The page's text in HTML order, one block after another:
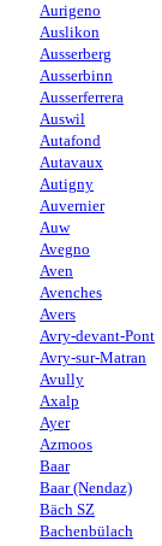
Aurigeno
Auslikon
Ausserberg
Ausserbinn
Ausserferrera
Auswil
Autafond
Autavaux
Autigny
Auvernier
Auw
Avegno
Aven
Avenches
Avers
Avry-devant-Pont
Avry-sur-Matran
Avully
Axalp
Ayer
Azmoos
Baar
Baar (Nendaz)
Bäch SZ
Bachenbülach